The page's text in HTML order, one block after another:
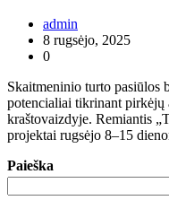
admin
8 rugsėjo, 2025
0
Skaitmeninio turto pasiūlos
potencialiai tikrinant pirkėjų
kraštovaizdyje. Remiantis
projektai rugsėjo 8–15
Paieška